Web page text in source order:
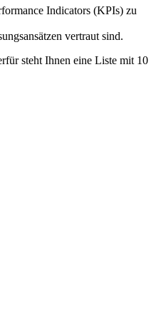
Indicators (KPIs) zu
vertraut sind.
steht Ihnen eine Liste mit 10